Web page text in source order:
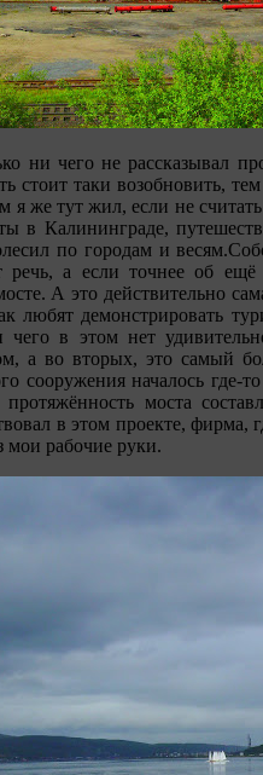
ни чего не рассказывал
стоит таки возобновить,
я же тут жил, если не
в Калининграде,
по городам и
речь, а если точнее об ещё
А это действительно
любят демонстрировать
чего в этом нет
а во вторых, это самый
сооружения началось где-
моста
в этом проекте,
мои рабочие руки.